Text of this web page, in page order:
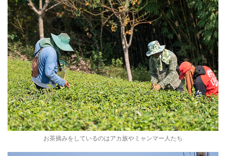
お茶摘みをしているのはアカ族やミャンマー人たち